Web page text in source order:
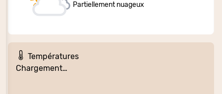
Partiellement nuageux
Températures
Chargement…